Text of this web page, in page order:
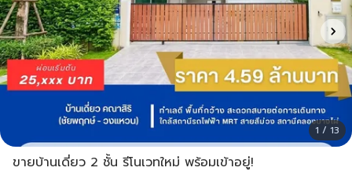
1 / 13
ขายบ้านเดี่ยว 2 ชั้น รีโนเวทใหม่ พร้อมเข้าอยู่!